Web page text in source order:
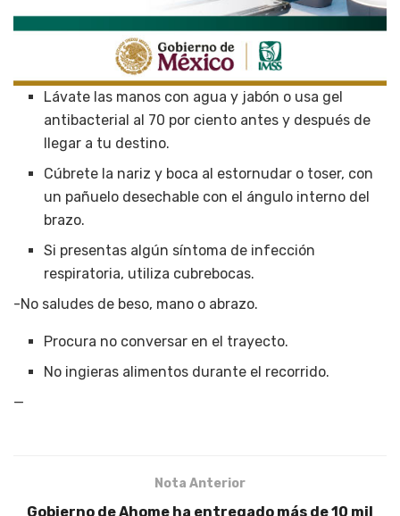
Lávate las manos con agua y jabón o usa gel
antibacterial al 70 por ciento antes y después de
llegar a tu destino.
Cúbrete la nariz y boca al estornudar o toser, con
un pañuelo desechable con el ángulo interno del
brazo.
Si presentas algún síntoma de infección
respiratoria, utiliza cubrebocas.
-No saludes de beso, mano o abrazo.
Procura no conversar en el trayecto.
No ingieras alimentos durante el recorrido.
—
Nota Anterior
Gobierno de Ahome ha entregado más de 10 mil